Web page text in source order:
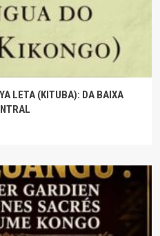
LETA (KITUBA): DA BAIXA